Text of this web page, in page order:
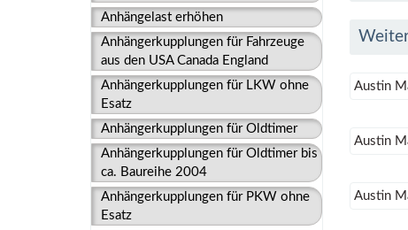
Anhängelast erhöhen
Anhängerkupplungen für Fahrzeuge
aus den USA Canada England
Anhängerkupplungen für LKW ohne
Esatz
Anhängerkupplungen für Oldtimer
Anhängerkupplungen für Oldtimer bis
ca. Baureihe 2004
Anhängerkupplungen für PKW ohne
Esatz
Austin
Austin
Austin